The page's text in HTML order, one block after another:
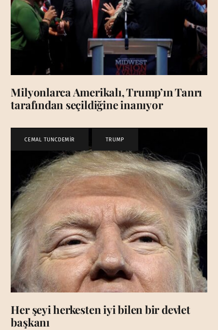
Milyonlarca Amerikalı, Trump’ın Tanrı
tarafından seçildiğine inanıyor
CEMAL TUNCDEMİR TRUMP
Her şeyi herkesten iyi bilen bir devlet
başkanı